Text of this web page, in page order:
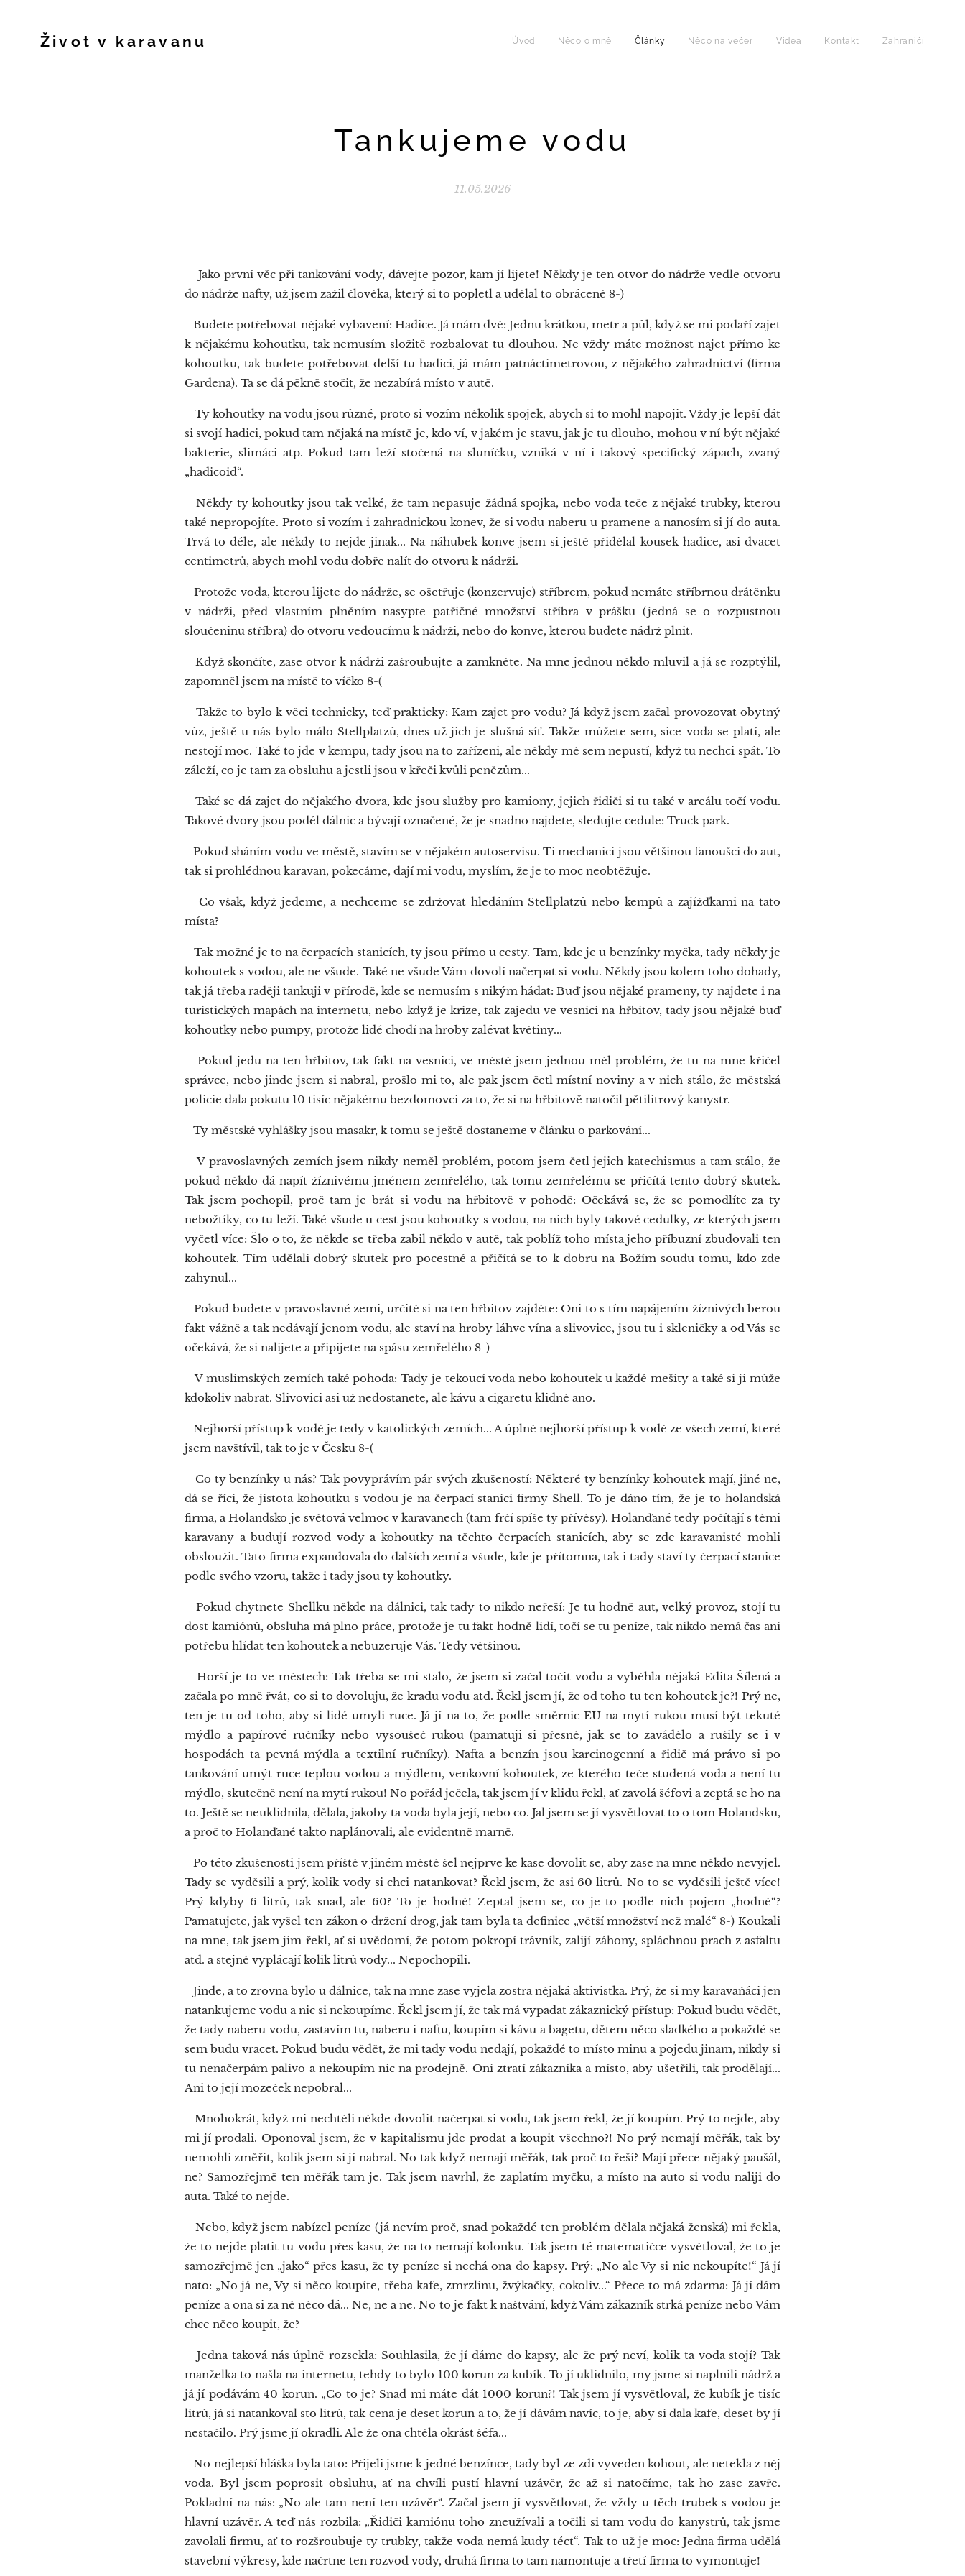
Život v karavanu Úvod Něco o mně Články Něco na večer Videa Kontakt Zahraničí
Tankujeme vodu
11.05.2026
Jako první věc při tankování vody, dávejte pozor, kam jí lijete! Někdy je ten otvor do nádrže vedle otvoru
do nádrže nafty, už jsem zažil člověka, který si to popletl a udělal to obráceně 8-)
Budete potřebovat nějaké vybavení: Hadice. Já mám dvě: Jednu krátkou, metr a půl, když se mi podaří zajet
k nějakému kohoutku, tak nemusím složitě rozbalovat tu dlouhou. Ne vždy máte možnost najet přímo ke
kohoutku, tak budete potřebovat delší tu hadici, já mám patnáctimetrovou, z nějakého zahradnictví (firma
Gardena). Ta se dá pěkně stočit, že nezabírá místo v autě.
Ty kohoutky na vodu jsou různé, proto si vozím několik spojek, abych si to mohl napojit. Vždy je lepší dát
si svojí hadici, pokud tam nějaká na místě je, kdo ví, v jakém je stavu, jak je tu dlouho, mohou v ní být nějaké
bakterie, slimáci atp. Pokud tam leží stočená na sluníčku, vzniká v ní i takový specifický zápach, zvaný
„hadicoid“.
Někdy ty kohoutky jsou tak velké, že tam nepasuje žádná spojka, nebo voda teče z nějaké trubky, kterou
také nepropojíte. Proto si vozím i zahradnickou konev, že si vodu naberu u pramene a nanosím si jí do auta.
Trvá to déle, ale někdy to nejde jinak... Na náhubek konve jsem si ještě přidělal kousek hadice, asi dvacet
centimetrů, abych mohl vodu dobře nalít do otvoru k nádrži.
Protože voda, kterou lijete do nádrže, se ošetřuje (konzervuje) stříbrem, pokud nemáte stříbrnou drátěnku
v nádrži, před vlastním plněním nasypte patřičné množství stříbra v prášku (jedná se o rozpustnou
sloučeninu stříbra) do otvoru vedoucímu k nádrži, nebo do konve, kterou budete nádrž plnit.
Když skončíte, zase otvor k nádrži zašroubujte a zamkněte. Na mne jednou někdo mluvil a já se rozptýlil,
zapomněl jsem na místě to víčko 8-(
Takže to bylo k věci technicky, teď prakticky: Kam zajet pro vodu? Já když jsem začal provozovat obytný
vůz, ještě u nás bylo málo Stellplatzů, dnes už jich je slušná síť. Takže můžete sem, sice voda se platí, ale
nestojí moc. Také to jde v kempu, tady jsou na to zařízeni, ale někdy mě sem nepustí, když tu nechci spát. To
záleží, co je tam za obsluhu a jestli jsou v křeči kvůli penězům...
Také se dá zajet do nějakého dvora, kde jsou služby pro kamiony, jejich řidiči si tu také v areálu točí vodu.
Takové dvory jsou podél dálnic a bývají označené, že je snadno najdete, sledujte cedule: Truck park.
Pokud sháním vodu ve městě, stavím se v nějakém autoservisu. Ti mechanici jsou většinou fanoušci do aut,
tak si prohlédnou karavan, pokecáme, dají mi vodu, myslím, že je to moc neobtěžuje.
Co však, když jedeme, a nechceme se zdržovat hledáním Stellplatzů nebo kempů a zajížďkami na tato
místa?
Tak možné je to na čerpacích stanicích, ty jsou přímo u cesty. Tam, kde je u benzínky myčka, tady někdy je
kohoutek s vodou, ale ne všude. Také ne všude Vám dovolí načerpat si vodu. Někdy jsou kolem toho dohady,
tak já třeba raději tankuji v přírodě, kde se nemusím s nikým hádat: Buď jsou nějaké prameny, ty najdete i na
turistických mapách na internetu, nebo když je krize, tak zajedu ve vesnici na hřbitov, tady jsou nějaké buď
kohoutky nebo pumpy, protože lidé chodí na hroby zalévat květiny...
Pokud jedu na ten hřbitov, tak fakt na vesnici, ve městě jsem jednou měl problém, že tu na mne křičel
správce, nebo jinde jsem si nabral, prošlo mi to, ale pak jsem četl místní noviny a v nich stálo, že městská
policie dala pokutu 10 tisíc nějakému bezdomovci za to, že si na hřbitově natočil pětilitrový kanystr.
Ty městské vyhlášky jsou masakr, k tomu se ještě dostaneme v článku o parkování...
V pravoslavných zemích jsem nikdy neměl problém, potom jsem četl jejich katechismus a tam stálo, že
pokud někdo dá napít žíznivému jménem zemřelého, tak tomu zemřelému se přičítá tento dobrý skutek.
Tak jsem pochopil, proč tam je brát si vodu na hřbitově v pohodě: Očekává se, že se pomodlíte za ty
nebožtíky, co tu leží. Také všude u cest jsou kohoutky s vodou, na nich byly takové cedulky, ze kterých jsem
vyčetl více: Šlo o to, že někde se třeba zabil někdo v autě, tak poblíž toho místa jeho příbuzní zbudovali ten
kohoutek. Tím udělali dobrý skutek pro pocestné a přičítá se to k dobru na Božím soudu tomu, kdo zde
zahynul...
Pokud budete v pravoslavné zemi, určitě si na ten hřbitov zajděte: Oni to s tím napájením žíznivých berou
fakt vážně a tak nedávají jenom vodu, ale staví na hroby láhve vína a slivovice, jsou tu i skleničky a od Vás se
očekává, že si nalijete a připijete na spásu zemřelého 8-)
V muslimských zemích také pohoda: Tady je tekoucí voda nebo kohoutek u každé mešity a také si ji může
kdokoliv nabrat. Slivovici asi už nedostanete, ale kávu a cigaretu klidně ano.
Nejhorší přístup k vodě je tedy v katolických zemích... A úplně nejhorší přístup k vodě ze všech zemí, které
jsem navštívil, tak to je v Česku 8-(
Co ty benzínky u nás? Tak povyprávím pár svých zkušeností: Některé ty benzínky kohoutek mají, jiné ne,
dá se říci, že jistota kohoutku s vodou je na čerpací stanici firmy Shell. To je dáno tím, že je to holandská
firma, a Holandsko je světová velmoc v karavanech (tam frčí spíše ty přívěsy). Holanďané tedy počítají s těmi
karavany a budují rozvod vody a kohoutky na těchto čerpacích stanicích, aby se zde karavanisté mohli
obsloužit. Tato firma expandovala do dalších zemí a všude, kde je přítomna, tak i tady staví ty čerpací stanice
podle svého vzoru, takže i tady jsou ty kohoutky.
Pokud chytnete Shellku někde na dálnici, tak tady to nikdo neřeší: Je tu hodně aut, velký provoz, stojí tu
dost kamiónů, obsluha má plno práce, protože je tu fakt hodně lidí, točí se tu peníze, tak nikdo nemá čas ani
potřebu hlídat ten kohoutek a nebuzeruje Vás. Tedy většinou.
Horší je to ve městech: Tak třeba se mi stalo, že jsem si začal točit vodu a vyběhla nějaká Edita Šílená a
začala po mně řvát, co si to dovoluju, že kradu vodu atd. Řekl jsem jí, že od toho tu ten kohoutek je?! Prý ne,
ten je tu od toho, aby si lidé umyli ruce. Já jí na to, že podle směrnic EU na mytí rukou musí být tekuté
mýdlo a papírové ručníky nebo vysoušeč rukou (pamatuji si přesně, jak se to zavádělo a rušily se i v
hospodách ta pevná mýdla a textilní ručníky). Nafta a benzín jsou karcinogenní a řidič má právo si po
tankování umýt ruce teplou vodou a mýdlem, venkovní kohoutek, ze kterého teče studená voda a není tu
mýdlo, skutečně není na mytí rukou! No pořád ječela, tak jsem jí v klidu řekl, ať zavolá šéfovi a zeptá se ho na
to. Ještě se neuklidnila, dělala, jakoby ta voda byla její, nebo co. Jal jsem se jí vysvětlovat to o tom Holandsku,
a proč to Holanďané takto naplánovali, ale evidentně marně.
Po této zkušenosti jsem příště v jiném městě šel nejprve ke kase dovolit se, aby zase na mne někdo nevyjel.
Tady se vyděsili a prý, kolik vody si chci natankovat? Řekl jsem, že asi 60 litrů. No to se vyděsili ještě více!
Prý kdyby 6 litrů, tak snad, ale 60? To je hodně! Zeptal jsem se, co je to podle nich pojem „hodně“?
Pamatujete, jak vyšel ten zákon o držení drog, jak tam byla ta definice „větší množství než malé“ 8-) Koukali
na mne, tak jsem jim řekl, ať si uvědomí, že potom pokropí trávník, zalijí záhony, spláchnou prach z asfaltu
atd. a stejně vyplácají kolik litrů vody... Nepochopili.
Jinde, a to zrovna bylo u dálnice, tak na mne zase vyjela zostra nějaká aktivistka. Prý, že si my karavaňáci jen
natankujeme vodu a nic si nekoupíme. Řekl jsem jí, že tak má vypadat zákaznický přístup: Pokud budu vědět,
že tady naberu vodu, zastavím tu, naberu i naftu, koupím si kávu a bagetu, dětem něco sladkého a pokaždé se
sem budu vracet. Pokud budu vědět, že mi tady vodu nedají, pokaždé to místo minu a pojedu jinam, nikdy si
tu nenačerpám palivo a nekoupím nic na prodejně. Oni ztratí zákazníka a místo, aby ušetřili, tak prodělají...
Ani to její mozeček nepobral...
Mnohokrát, když mi nechtěli někde dovolit načerpat si vodu, tak jsem řekl, že jí koupím. Prý to nejde, aby
mi jí prodali. Oponoval jsem, že v kapitalismu jde prodat a koupit všechno?! No prý nemají měřák, tak by
nemohli změřit, kolik jsem si jí nabral. No tak když nemají měřák, tak proč to řeší? Mají přece nějaký paušál,
ne? Samozřejmě ten měřák tam je. Tak jsem navrhl, že zaplatím myčku, a místo na auto si vodu naliji do
auta. Také to nejde.
Nebo, když jsem nabízel peníze (já nevím proč, snad pokaždé ten problém dělala nějaká ženská) mi řekla,
že to nejde platit tu vodu přes kasu, že na to nemají kolonku. Tak jsem té matematičce vysvětloval, že to je
samozřejmě jen „jako“ přes kasu, že ty peníze si nechá ona do kapsy. Prý: „No ale Vy si nic nekoupíte!“ Já jí
nato: „No já ne, Vy si něco koupíte, třeba kafe, zmrzlinu, žvýkačky, cokoliv...“ Přece to má zdarma: Já jí dám
peníze a ona si za ně něco dá... Ne, ne a ne. No to je fakt k naštvání, když Vám zákazník strká peníze nebo Vám
chce něco koupit, že?
Jedna taková nás úplně rozsekla: Souhlasila, že jí dáme do kapsy, ale že prý neví, kolik ta voda stojí? Tak
manželka to našla na internetu, tehdy to bylo 100 korun za kubík. To jí uklidnilo, my jsme si naplnili nádrž a
já jí podávám 40 korun. „Co to je? Snad mi máte dát 1000 korun?! Tak jsem jí vysvětloval, že kubík je tisíc
litrů, já si natankoval sto litrů, tak cena je deset korun a to, že jí dávám navíc, to je, aby si dala kafe, deset by jí
nestačilo. Prý jsme jí okradli. Ale že ona chtěla okrást šéfa...
No nejlepší hláška byla tato: Přijeli jsme k jedné benzínce, tady byl ze zdi vyveden kohout, ale netekla z něj
voda. Byl jsem poprosit obsluhu, ať na chvíli pustí hlavní uzávěr, že až si natočíme, tak ho zase zavře.
Pokladní na nás: „No ale tam není ten uzávěr“. Začal jsem jí vysvětlovat, že vždy u těch trubek s vodou je
hlavní uzávěr. A teď nás rozbila: „Řidiči kamiónu toho zneužívali a točili si tam vodu do kanystrů, tak jsme
zavolali firmu, ať to rozšroubuje ty trubky, takže voda nemá kudy téct“. Tak to už je moc: Jedna firma udělá
stavební výkresy, kde načrtne ten rozvod vody, druhá firma to tam namontuje a třetí firma to vymontuje!